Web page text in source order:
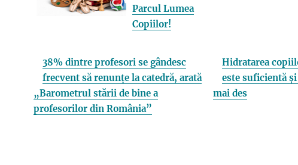
Parcul Lumea
Copiilor!
38% dintre profesori se gândesc
frecvent să renunțe la catedră, arată
„Barometrul stării de bine a
profesorilor din România”
Hidratarea
este suficientă
mai des